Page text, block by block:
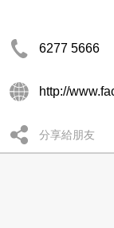
6277 5666
http://
分享給朋友